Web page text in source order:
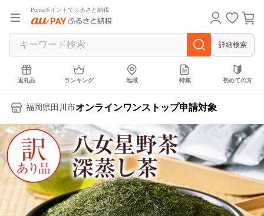
Pontaポイントでふるさと納税
詳細検索
返礼品 ランキング 地域 特集 初めての方
福岡県田川市オンラインワンストップ申請対象